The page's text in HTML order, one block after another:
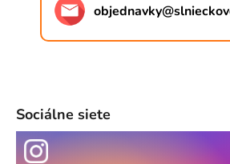
objednavky@
Sociálne siete